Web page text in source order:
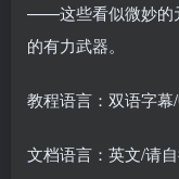
——这些看似微妙的
的有力武器。
教程语言：双语字幕
文档语言：英文/请